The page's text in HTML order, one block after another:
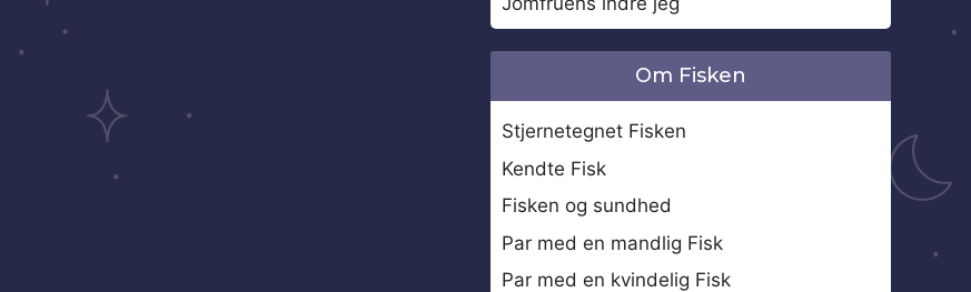
Om Fisken
Stjernetegnet Fisken
Kendte Fisk
Fisken og sundhed
Par med en mandlig Fisk
Par med en kvindelig Fisk